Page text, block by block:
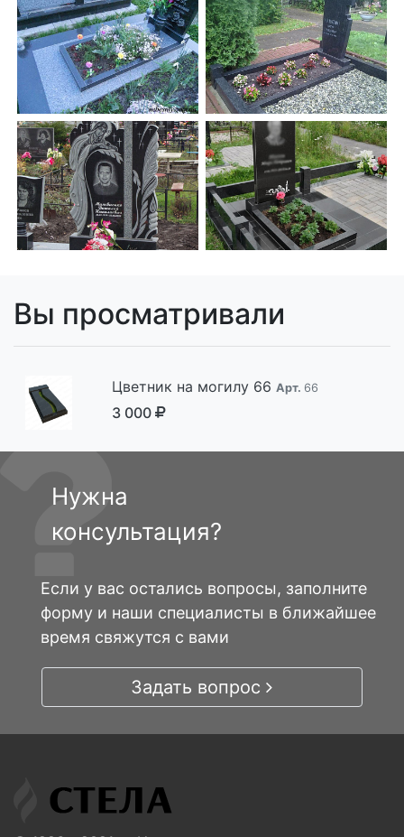
Вы просматривали
Цветник на могилу 66 Арт. 66
3 000
Нужна
консультация?
Если у вас остались вопросы, заполните
форму и наши специалисты в ближайшее
время свяжутся с вами
Задать вопрос